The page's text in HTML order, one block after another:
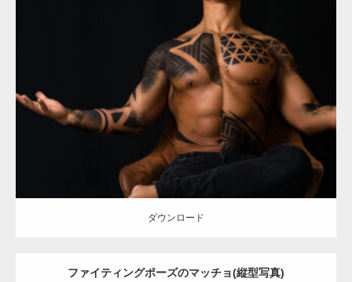
Update:2021.12.21
アートなマッチョ オレンジの人 TOSHI(大胸筋) 大胸筋
ダウンロード
ダウンロード
ファイティングポーズのマッチョ(縦型写真)